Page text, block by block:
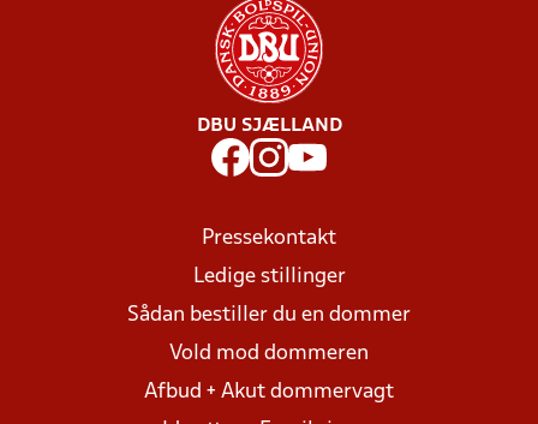
DBU SJÆLLAND
Pressekontakt
Ledige stillinger
Sådan bestiller du en dommer
Vold mod dommeren
Afbud + Akut dommervagt